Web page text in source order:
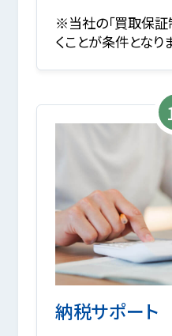
※当社の「買取保証
くことが条件となり
納税サポート